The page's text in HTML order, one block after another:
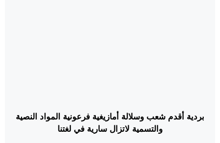
بردية أقدم شعب وسلالة أمازيغية فرعونية المواد النصية
والتسمية لاتزال سارية في لغتنا